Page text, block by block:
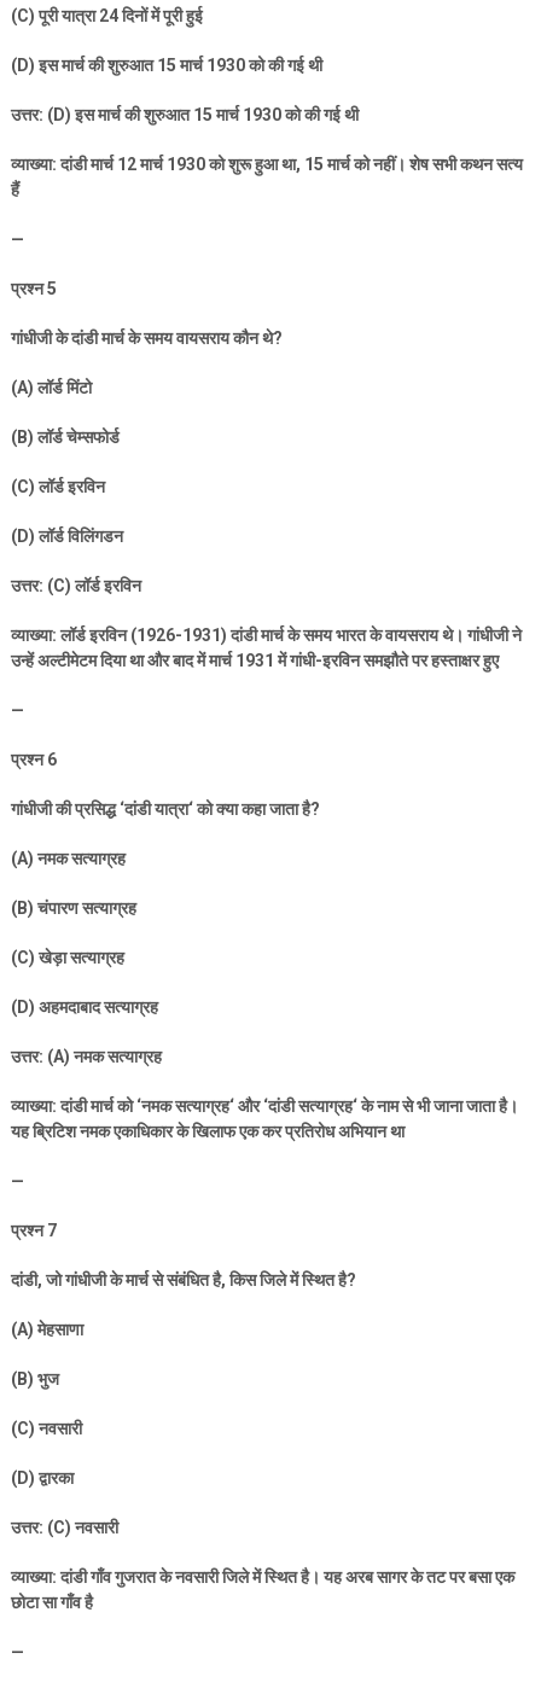
(C)पूरी यात्रा24दिनों में पूरी हुई
(D)इस मार्च की शुरुआत15मार्च1930को की गई थी
उत्तर: (D)इस मार्च की शुरुआत15मार्च1930को की गई थी
व्याख्या: दांडी मार्च12मार्च1930को शुरू हुआ था, 15मार्च को नहीं। शेष सभी कथन सत्य
हैं
—
प्रश्न5
गांधीजी के दांडी मार्च के समय वायसराय कौन थे?
(A)लॉर्ड मिंटो
(B)लॉर्ड चेम्सफोर्ड
(C)लॉर्ड इरविन
(D)लॉर्ड विलिंगडन
उत्तर: (C)लॉर्ड इरविन
व्याख्या: लॉर्ड इरविन (1926-1931)दांडी मार्च के समय भारत के वायसराय थे। गांधीजी ने
उन्हें अल्टीमेटम दिया था और बाद में मार्च1931 में गांधी-इरविन समझौते पर हस्ताक्षर हुए
—
प्रश्न6
गांधीजी की प्रसिद्ध‘दांडी यात्रा‘को क्या कहा जाता है?
(A)नमक सत्याग्रह
(B)चंपारण सत्याग्रह
(C)खेड़ा सत्याग्रह
(D) अहमदाबाद सत्याग्रह
उत्तर: (A)नमक सत्याग्रह
व्याख्या: दांडी मार्च को‘नमक सत्याग्रह‘और‘दांडी सत्याग्रह‘के नाम से भी जाना जाता है।
यह ब्रिटिश नमक एकाधिकार के खिलाफ एक कर प्रतिरोध अभियान था
—
प्रश्न7
दांडी,जो गांधीजी के मार्च से संबंधित है,किस जिले में स्थित है?
(A)मेहसाणा
(B) भुज
(C)नवसारी
(D)द्वारका
उत्तर: (C)नवसारी
व्याख्या: दांडी गाँव गुजरात के नवसारी जिले में स्थित है। यह अरब सागर के तट पर बसा एक
छोटा सा गाँव है
—